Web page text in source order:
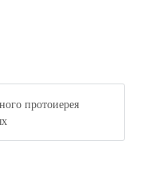
протоиерея